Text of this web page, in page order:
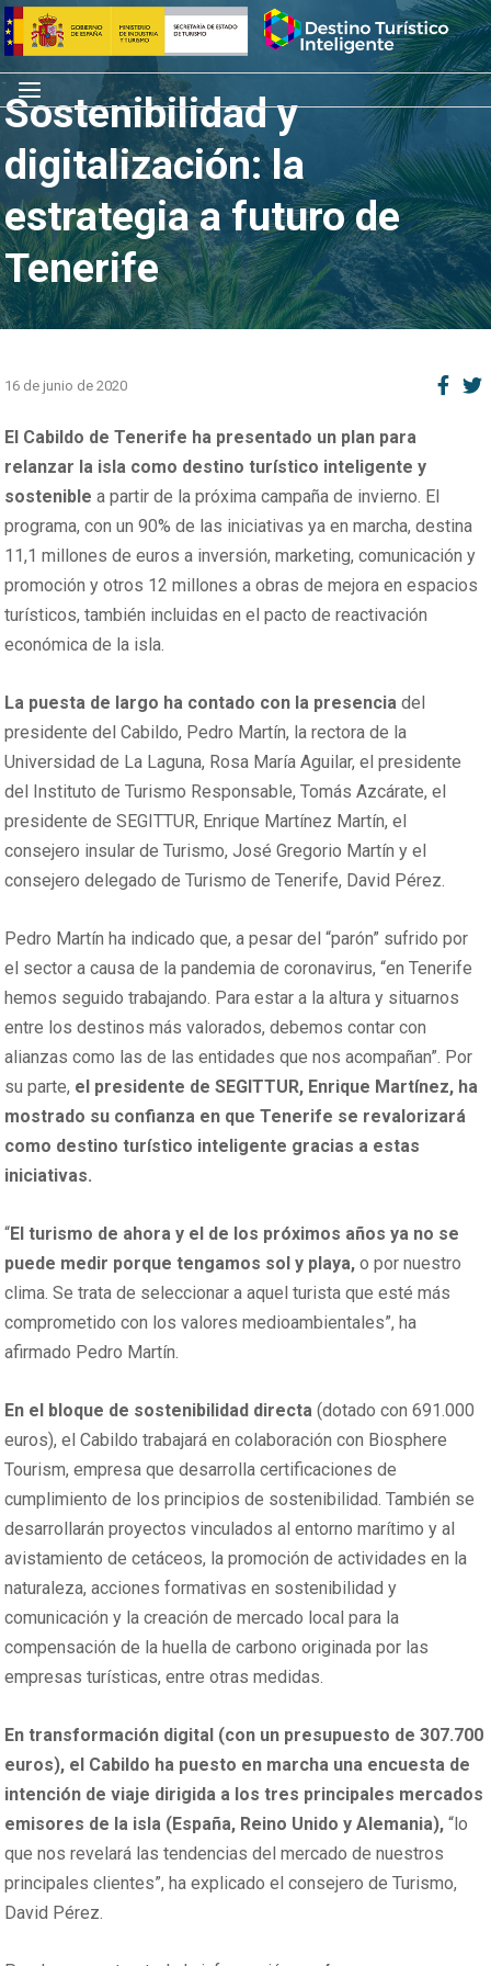
Saltar
al
contenido
Inicio
Menú
Sostenibilidad y
digitalización: la
estrategia a futuro de
Tenerife
16 de junio de 2020
El Cabildo de Tenerife ha presentado un plan para
relanzar la isla como destino turístico inteligente y
sostenible a partir de la próxima campaña de invierno. El
programa, con un 90% de las iniciativas ya en marcha, destina
11,1 millones de euros a inversión, marketing, comunicación y
promoción y otros 12 millones a obras de mejora en espacios
turísticos, también incluidas en el pacto de reactivación
económica de la isla.
La puesta de largo ha contado con la presencia del
presidente del Cabildo, Pedro Martín, la rectora de la
Universidad de La Laguna, Rosa María Aguilar, el presidente
del Instituto de Turismo Responsable, Tomás Azcárate, el
presidente de SEGITTUR, Enrique Martínez Martín, el
consejero insular de Turismo, José Gregorio Martín y el
consejero delegado de Turismo de Tenerife, David Pérez.
Pedro Martín ha indicado que, a pesar del “parón” sufrido por
el sector a causa de la pandemia de coronavirus, “en Tenerife
hemos seguido trabajando. Para estar a la altura y situarnos
entre los destinos más valorados, debemos contar con
alianzas como las de las entidades que nos acompañan”. Por
su parte, el presidente de SEGITTUR, Enrique Martínez, ha
mostrado su confianza en que Tenerife se revalorizará
como destino turístico inteligente gracias a estas
iniciativas.
“El turismo de ahora y el de los próximos años ya no se
puede medir porque tengamos sol y playa, o por nuestro
clima. Se trata de seleccionar a aquel turista que esté más
comprometido con los valores medioambientales”, ha
afirmado Pedro Martín.
En el bloque de sostenibilidad directa (dotado con 691.000
euros), el Cabildo trabajará en colaboración con Biosphere
Tourism, empresa que desarrolla certificaciones de
cumplimiento de los principios de sostenibilidad. También se
desarrollarán proyectos vinculados al entorno marítimo y al
avistamiento de cetáceos, la promoción de actividades en la
naturaleza, acciones formativas en sostenibilidad y
comunicación y la creación de mercado local para la
compensación de la huella de carbono originada por las
empresas turísticas, entre otras medidas.
En transformación digital (con un presupuesto de 307.700
euros), el Cabildo ha puesto en marcha una encuesta de
intención de viaje dirigida a los tres principales mercados
emisores de la isla (España, Reino Unido y Alemania), “lo
que nos revelará las tendencias del mercado de nuestros
principales clientes”, ha explicado el consejero de Turismo,
David Pérez.